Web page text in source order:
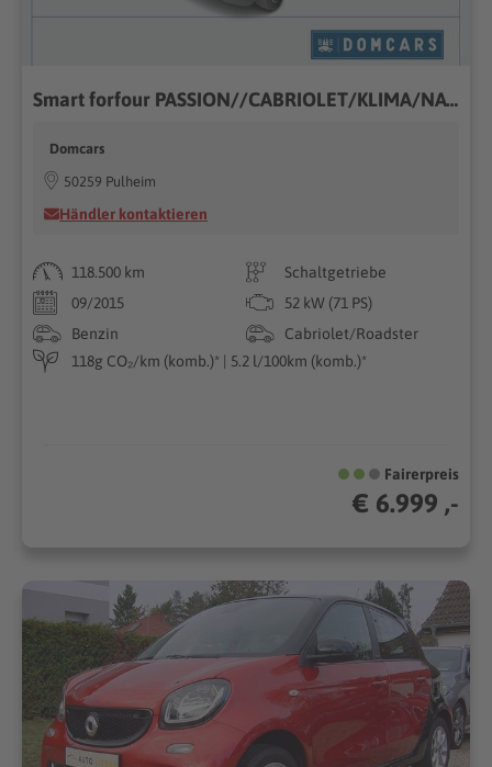
Smart forfour PASSION//CABRIOLET/KLIMA/NAVI/GARANTIE//
Domcars
50259 Pulheim
Händler kontaktieren
118.500 km
Schaltgetriebe
09/2015
52 kW (71 PS)
Benzin
Cabriolet/Roadster
118g CO₂/km (komb.)* | 5.2 l/100km (komb.)*
Fairerpreis
€ 6.999 ,-